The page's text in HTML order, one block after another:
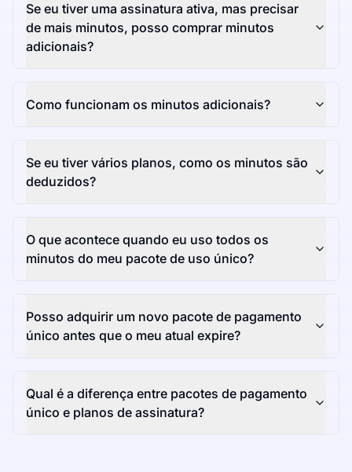
Se eu tiver uma assinatura ativa, mas precisar
de mais minutos, posso comprar minutos
adicionais?
Como funcionam os minutos adicionais?
Se eu tiver vários planos, como os minutos são
deduzidos?
O que acontece quando eu uso todos os
minutos do meu pacote de uso único?
Posso adquirir um novo pacote de pagamento
único antes que o meu atual expire?
Qual é a diferença entre pacotes de pagamento
único e planos de assinatura?